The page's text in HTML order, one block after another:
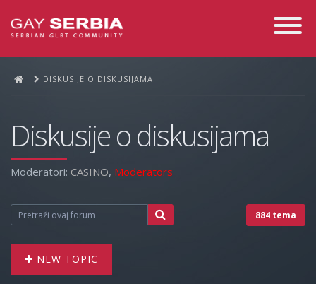
Toggle
DISKUSIJE O DISKUSIJAMA
Diskusije o diskusijama
Moderatori: CASINO, Moderators
884 tema
NEW TOPIC